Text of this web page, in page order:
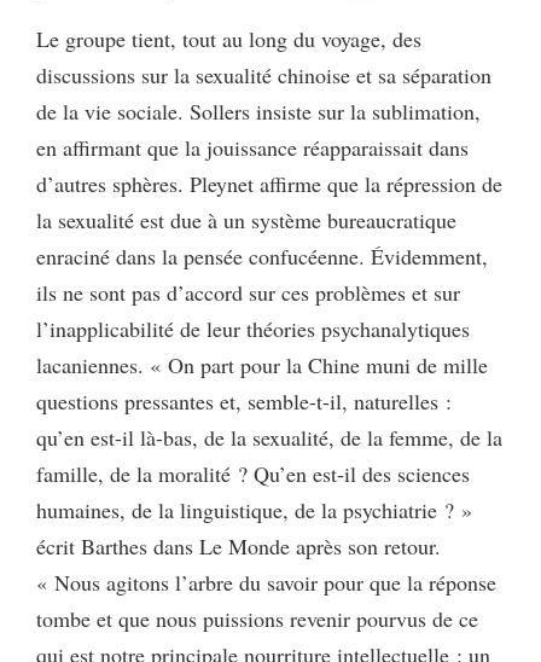
Le groupe tient, tout au long du voyage, des
discussions sur la sexualité chinoise et sa séparation
de la vie sociale. Sollers insiste sur la sublimation,
en affirmant que la jouissance réapparaissait dans
d’autres sphères. Pleynet affirme que la répression de
la sexualité est due à un système bureaucratique
enraciné dans la pensée confucéenne. Évidemment,
ils ne sont pas d’accord sur ces problèmes et sur
l’inapplicabilité de leur théories psychanalytiques
lacaniennes. « On part pour la Chine muni de mille
questions pressantes et, semble-t-il, naturelles :
qu’en est-il là-bas, de la sexualité, de la femme, de la
famille, de la moralité ? Qu’en est-il des sciences
humaines, de la linguistique, de la psychiatrie ? »
écrit Barthes dans Le Monde après son retour.
« Nous agitons l’arbre du savoir pour que la réponse
tombe et que nous puissions revenir pourvus de ce
qui est notre principale nourriture intellectuelle : un